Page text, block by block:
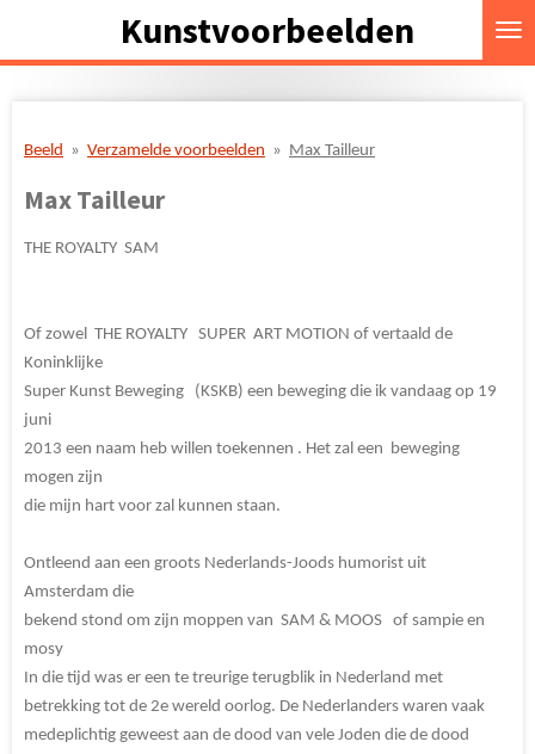
hoofdinhoud
Kunstvoorbeelden
Beeld » Verzamelde voorbeelden » Max Tailleur
Max Tailleur
THE ROYALTY SAM
Of zowel THE ROYALTY SUPER ART MOTION of vertaald de
Koninklijke
Super Kunst Beweging (KSKB) een beweging die ik vandaag op 19
juni
2013 een naam heb willen toekennen . Het zal een beweging
mogen zijn
die mijn hart voor zal kunnen staan.
Ontleend aan een groots Nederlands-Joods humorist uit
Amsterdam die
bekend stond om zijn moppen van SAM & MOOS of sampie en
mosy
In die tijd was er een te treurige terugblik in Nederland met
betrekking tot de 2e wereld oorlog. De Nederlanders waren vaak
medeplichtig geweest aan de dood van vele Joden die de dood